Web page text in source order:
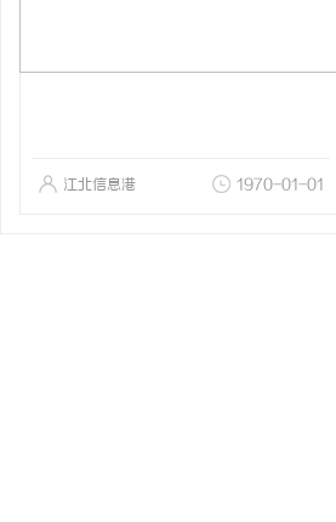
江北信息港 1970-01-01